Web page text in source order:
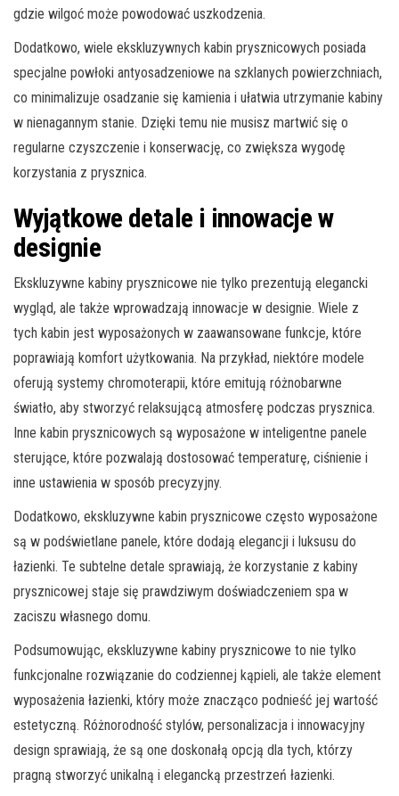
gdzie wilgoć może powodować uszkodzenia.
Dodatkowo, wiele ekskluzywnych kabin prysznicowych posiada
specjalne powłoki antyosadzeniowe na szklanych powierzchniach,
co minimalizuje osadzanie się kamienia i ułatwia utrzymanie kabiny
w nienagannym stanie. Dzięki temu nie musisz martwić się o
regularne czyszczenie i konserwację, co zwiększa wygodę
korzystania z prysznica.
Wyjątkowe detale i innowacje w
designie
Ekskluzywne kabiny prysznicowe nie tylko prezentują elegancki
wygląd, ale także wprowadzają innowacje w designie. Wiele z
tych kabin jest wyposażonych w zaawansowane funkcje, które
poprawiają komfort użytkowania. Na przykład, niektóre modele
oferują systemy chromoterapii, które emitują różnobarwne
światło, aby stworzyć relaksującą atmosferę podczas prysznica.
Inne kabin prysznicowych są wyposażone w inteligentne panele
sterujące, które pozwalają dostosować temperaturę, ciśnienie i
inne ustawienia w sposób precyzyjny.
Dodatkowo, ekskluzywne kabin prysznicowe często wyposażone
są w podświetlane panele, które dodają elegancji i luksusu do
łazienki. Te subtelne detale sprawiają, że korzystanie z kabiny
prysznicowej staje się prawdziwym doświadczeniem spa w
zaciszu własnego domu.
Podsumowując, ekskluzywne kabiny prysznicowe to nie tylko
funkcjonalne rozwiązanie do codziennej kąpieli, ale także element
wyposażenia łazienki, który może znacząco podnieść jej wartość
estetyczną. Różnorodność stylów, personalizacja i innowacyjny
design sprawiają, że są one doskonałą opcją dla tych, którzy
pragną stworzyć unikalną i elegancką przestrzeń łazienki.